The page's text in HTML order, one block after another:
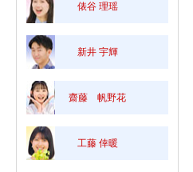
俵谷 理瑶
新井 宇輝
齋藤 帆野花
工藤 倖暖